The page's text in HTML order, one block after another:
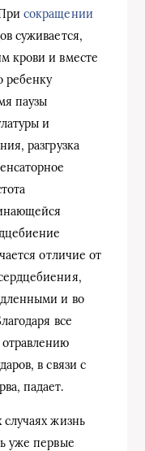
сокращении
суживается,
крови и вместе
ребенку
паузы
и
разгрузка
отличие от
и во
все
в связи с
падает.
жизнь
уже первые